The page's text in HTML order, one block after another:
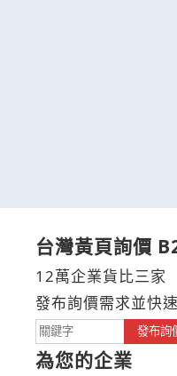
台灣黃頁詢價
12萬企業貨比三家
發布詢價需求並快
發布詢
為您的企業